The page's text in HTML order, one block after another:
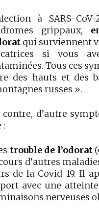
à SARS-
grippaux,
qui surviennent
si vous
Tous ces
des hauts et des
russes ».
contre, d’autre
:
trouble de l’odorat
d’autres
de la Covid-19. Il
avec une
nerveuses